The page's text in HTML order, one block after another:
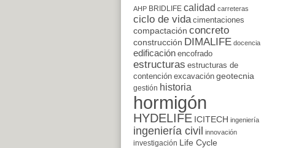
AHP BRIDLIFE calidad carreteras
ciclo de vida cimentaciones
compactación concreto
construcción DIMALIFE docencia
edificación encofrado
estructuras estructuras de
contención excavación geotecnia
gestión historia
hormigón
HYDELIFE ICITECH ingeniería
ingeniería civil innovación
investigación
Life Cycle